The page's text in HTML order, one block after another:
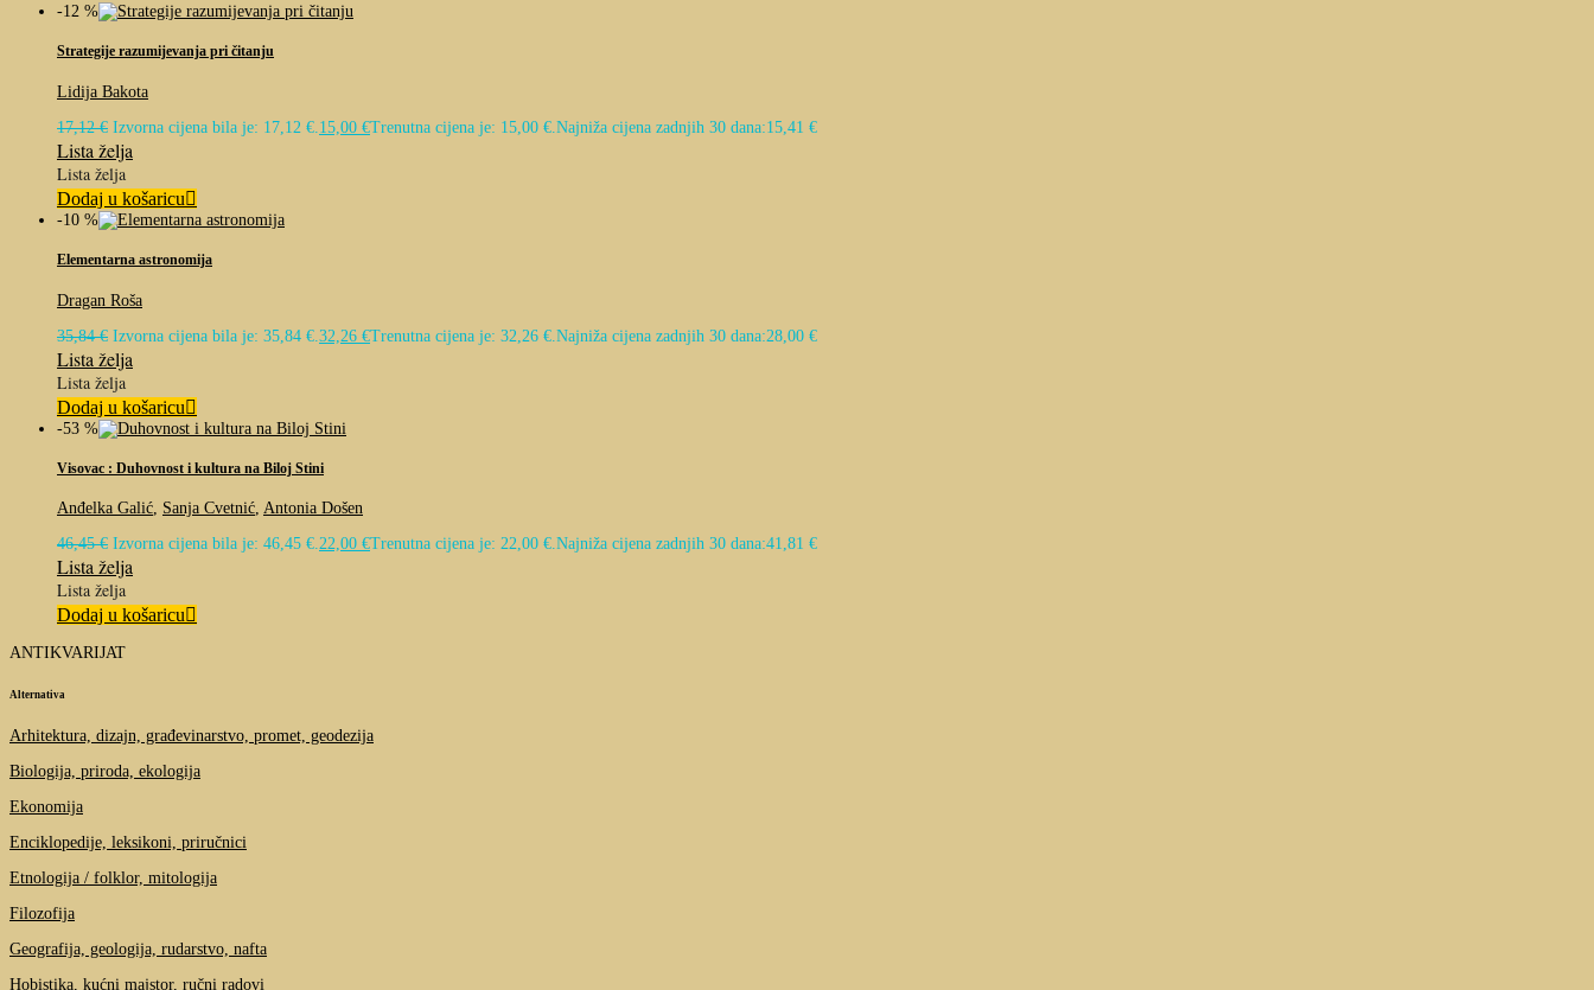
-12 %
Strategije razumijevanja pri čitanju
Lidija Bakota
17,12€ Izvorna cijena bila je: 17,12 €. 15,00 €Trenutna cijena je: 15,00 €. Najniža cijena zadnjih 30 dana:15,41 €
Lista želja
Lista želja
Dodaj u košaricu
-10 %
Elementarna astronomija
Dragan Roša
35,84€ Izvorna cijena bila je: 35,84 €. 32,26 €Trenutna cijena je: 32,26 €. Najniža cijena zadnjih 30 dana:28,00 €
Lista želja
Lista želja
Dodaj u košaricu
-53 %
Visovac : Duhovnost i kultura na Biloj Stini
Anđelka Galić, Sanja Cvetnić, Antonia Došen
46,45€ Izvorna cijena bila je: 46,45 €.22,00 €Trenutna cijena je: 22,00 €.Najniža cijena zadnjih 30 dana:41,81 €
Lista želja
Lista želja
Dodaj u košaricu
ANTIKVARIJAT
Alternativa
Arhitektura, dizajn, građevinarstvo, promet, geodezija
Biologija, priroda, ekologija
Ekonomija
Enciklopedije, leksikoni, priručnici
Etnologija / folklor, mitologija
Filozofija
Geografija, geologija, rudarstvo, nafta
Hobistika, kućni majstor, ručni radovi